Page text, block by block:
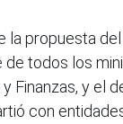
la propuesta
de todos los
Finanzas, y el
con